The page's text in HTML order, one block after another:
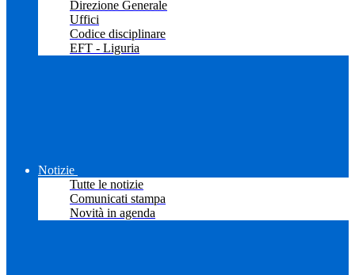
Direzione Generale
Uffici
Codice disciplinare
EFT - Liguria
Notizie
Tutte le notizie
Comunicati stampa
Novità in agenda